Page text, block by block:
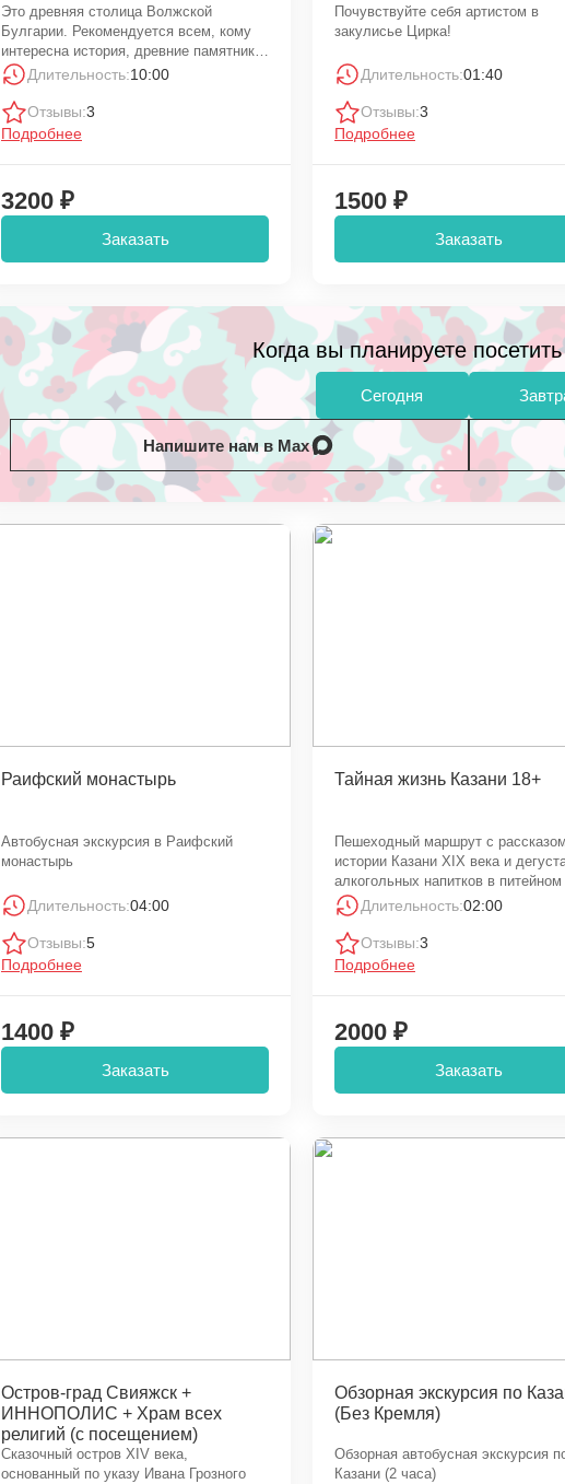
Это древняя столица Волжской
Булгарии. Рекомендуется всем, кому
интересна история, древние памятники
архитектуры.
Длительность:10:00
Отзывы:3
Подробнее
3200 ₽
Заказать
Почувствуйте себя артистом в
закулисье Цирка!
Длительность:01:40
Отзывы:3
Подробнее
1500 ₽
Заказать
Раифский монастырь
Автобусная экскурсия в Раифский
монастырь
Длительность:04:00
Отзывы:5
Подробнее
1400 ₽
Заказать
Тайная жизнь Казани 18+
Пешеходный маршрут с
истории Казани XIX века и
алкогольных напитков в питейном
«100DAL»
Длительность:02:00
Отзывы:3
Подробнее
2000 ₽
Заказать
Остров-град Свияжск +
ИННОПОЛИС + Храм всех
религий (с посещением)
Сказочный остров XIV века,
основанный по указу Ивана Грозного
Обзорная экскурсия по
(Без Кремля)
Обзорная автобусная экскурсия
Казани (2 часа)
Когда вы планируете
Сегодня
Напишите нам в Max